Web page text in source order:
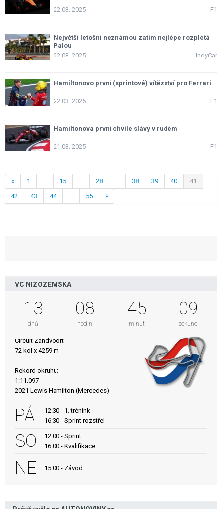
F1
22.03. 2025
Největší letošní neznámou zatím nejlépe rozplétá
Palou
IndyCar
22.03. 2025
Hamiltonovo první (sprintové) vítězství pro Ferrari
F1
22.03. 2025
Hamiltonova první chvíle slávy v rudém
F1
21.03. 2025
« 1 … 15 … 28 … 38 39 40
41
42
43 44 … 55 »
VC NIZOZEMSKA
13
dnů
08
hodin
45
minut
08
sekund
Circuit Zandvoort
72 kol x 4259 m
Rekord okruhu:
1:11.097
2021 Lewis Hamilton (Mercedes)
PÁ
12:30 - 1. trénink
16:30 - Sprint rozstřel
SO
12:00 - Sprint
16:00 - Kvalifikace
NE 15:00 - Závod